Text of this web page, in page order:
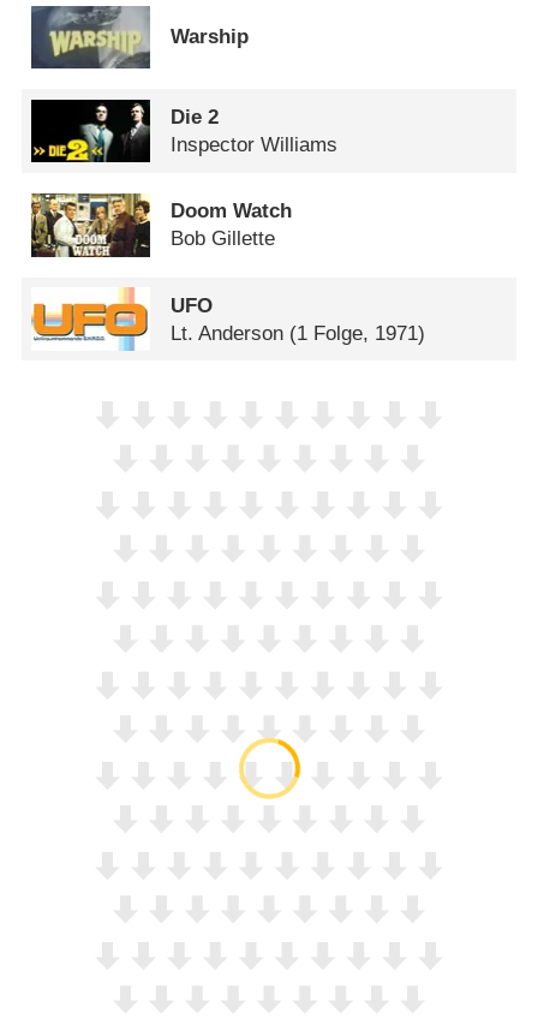
Warship
Die 2
Inspector Williams
Doom Watch
Bob Gillette
UFO
Lt. Anderson (1 Folge, 1971)